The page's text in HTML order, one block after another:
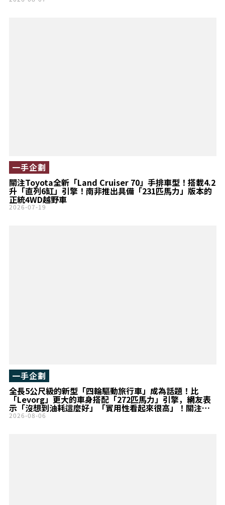
關注Toyota全新「Land Cruiser 70」手排車型！搭載4.2
升「直列6缸」引擎！南非推出具備「231匹馬力」版本的
正統4WD越野車
一手企劃
2026-07-19
全長5公尺級的新型「四輪驅動旅行車」成為話題！比
「Levorg」更大的車身搭配「272匹馬力」引擎，網友表
示「沒想到油耗這麼好」「實用性看起來很高」！關注
Audi「A6 Avant」
一手企劃
2026-08-06